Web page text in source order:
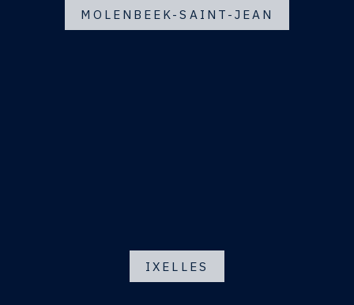
MOLENBEEK-SAINT-JEAN
IXELLES